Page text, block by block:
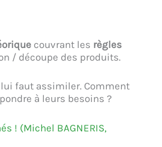
couvrant les règles
/ découpe des produits.
lui faut assimiler. Comment
à leurs besoins ?
! (Michel BAGNERIS,